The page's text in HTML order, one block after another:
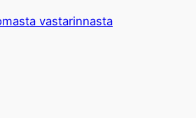
vastarinnasta